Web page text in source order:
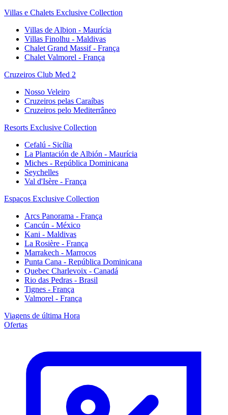
Villas e Chalets Exclusive Collection
Villas de Albion - Maurícia
Villas Finolhu - Maldivas
Chalet Grand Massif - França
Chalet Valmorel - França
Cruzeiros Club Med 2
Nosso Veleiro
Cruzeiros pelas Caraíbas
Cruzeiros pelo Mediterrâneo
Resorts Exclusive Collection
Cefalú - Sicília
La Plantación de Albión - Maurícia
Miches - República Dominicana
Seychelles
Val d'Isère - França
Espaços Exclusive Collection
Arcs Panorama - França
Cancún - México
Kani - Maldivas
La Rosière - França
Marrakech - Marrocos
Punta Cana - República Dominicana
Quebec Charlevoix - Canadá
Rio das Pedras - Brasil
Tignes - França
Valmorel - França
Viagens de última Hora
Ofertas